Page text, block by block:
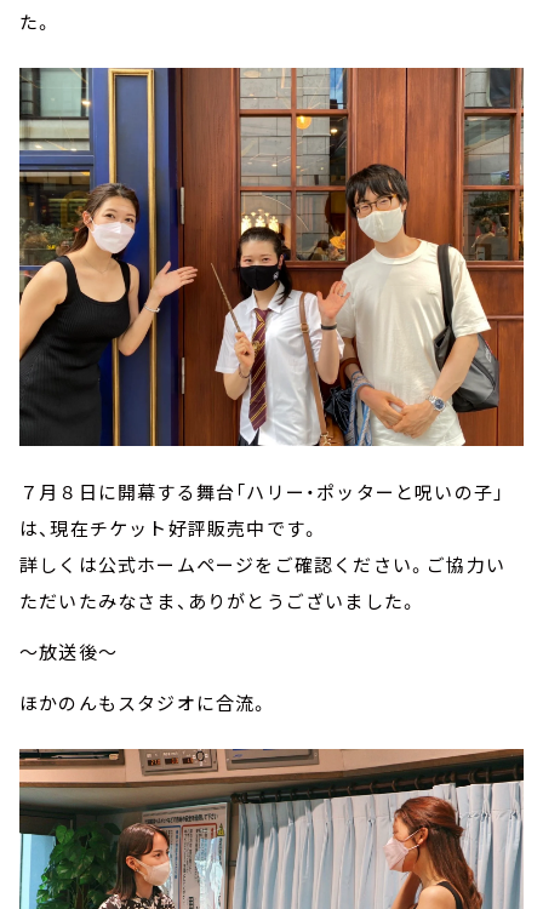
た。
７月８日に開幕する舞台「ハリー・ポッターと呪いの子」
は、現在チケット好評販売中です。
詳しくは公式ホームページをご確認ください。ご協力い
ただいたみなさま、ありがとうございました。
～放送後～
ほかのんもスタジオに合流。